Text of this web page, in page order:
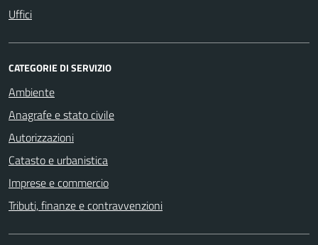
Uffici
CATEGORIE DI SERVIZIO
Ambiente
Anagrafe e stato civile
Autorizzazioni
Catasto e urbanistica
Imprese e commercio
Tributi, finanze e contravvenzioni